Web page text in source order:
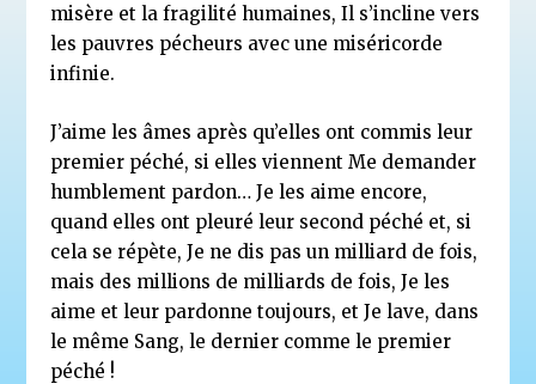
misère et la fragilité humaines, Il s’incline vers
les pauvres pécheurs avec une miséricorde
infinie.
J’aime les âmes après qu’elles ont commis leur
premier péché, si elles viennent Me demander
humblement pardon… Je les aime encore,
quand elles ont pleuré leur second péché et, si
cela se répète, Je ne dis pas un milliard de fois,
mais des millions de milliards de fois, Je les
aime et leur pardonne toujours, et Je lave, dans
le même Sang, le dernier comme le premier
péché !